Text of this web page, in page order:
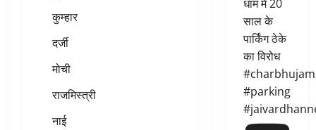
कुम्हार
दर्जी
मोची
राजमिस्त्री
नाई
धाम में 20
साल के
पार्किंग ठेके
का विरोध
#parking